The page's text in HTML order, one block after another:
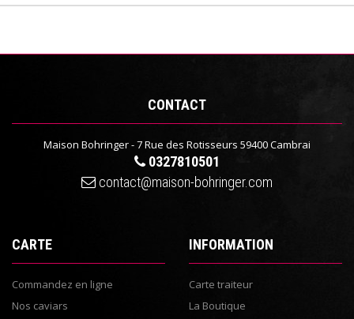
CONTACT
Maison Bohringer - 7 Rue des Rotisseurs 59400 Cambrai
0327810501
contact@maison-bohringer.com
CARTE
Commandez en ligne
Nos caviars
INFORMATION
Carte traiteur
La Boutique